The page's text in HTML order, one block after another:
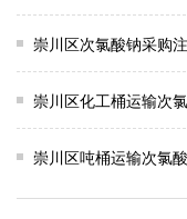
崇川区次氯酸钠采购
崇川区化工桶运输次
崇川区吨桶运输次氯